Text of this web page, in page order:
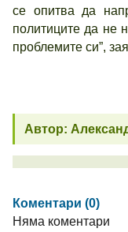
се опитва да
политиците да не
проблемите си”,
Автор:
Коментари (0)
Няма коментари